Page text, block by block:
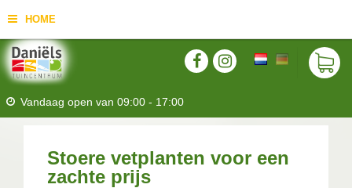
HOME
Vandaag open van 09:00 - 17:00
Stoere vetplanten voor een
zachte prijs